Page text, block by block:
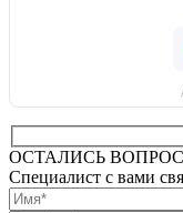
ОСТАЛИСЬ
Специалист с вами